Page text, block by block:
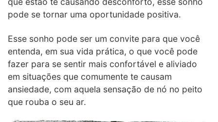
pode se tornar uma oportunidade positiva.
Esse sonho pode ser um convite para que você
entenda, em sua vida prática, o que você pode
fazer para se sentir mais confortável e aliviado
em situações que comumente te causam
ansiedade, com aquela sensação de nó no peito
que rouba o seu ar.